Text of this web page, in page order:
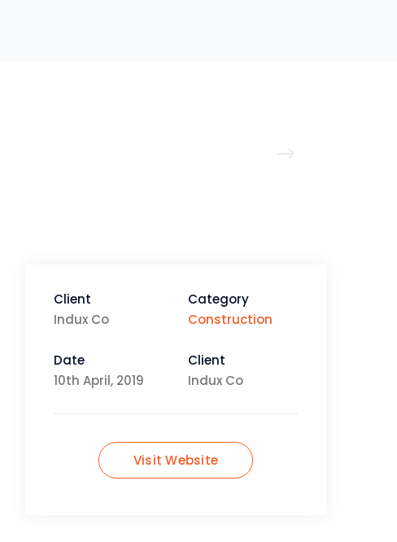
Client
Indux Co
Category
Construction
Date
10th April, 2019
Client
Indux Co
Visit Website